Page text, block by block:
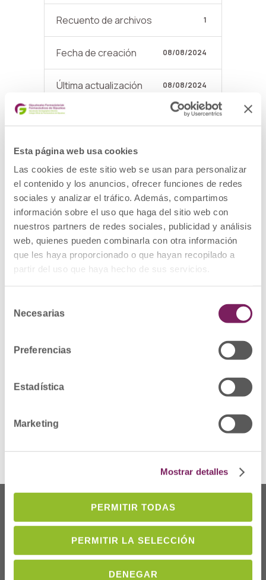
Esta página web usa cookies
Las cookies de este sitio web se usan para personalizar
el contenido y los anuncios, ofrecer funciones de redes
sociales y analizar el tráfico. Además, compartimos
información sobre el uso que haga del sitio web con
nuestros partners de redes sociales, publicidad y análisis
web, quienes pueden combinarla con otra información
que les haya proporcionado o que hayan recopilado a
partir del uso que haya hecho de sus servicios.
Necesarias
Preferencias
Estadística
Marketing
Mostrar detalles
PERMITIR TODAS
PERMITIR LA SELECCIÓN
DENEGAR
Recuento de archivos 1
Fecha de creación 08/08/2024
Última actualización 08/08/2024
CESE DE
RETIRADA DEL
MERCADO Y
RECUPERACIÓN
DEL
COSMÉTICO
TDC CLINIK –
SALIPURE
PEELING